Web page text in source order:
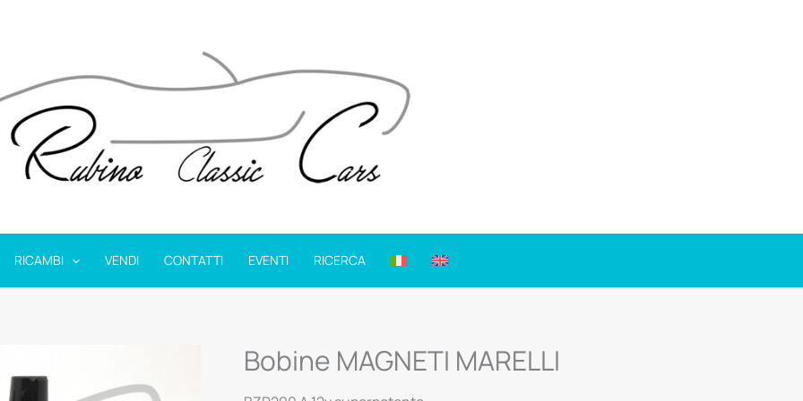
RICAMBI VENDI CONTATTI EVENTI RICERCA
Bobine MAGNETI MARELLI